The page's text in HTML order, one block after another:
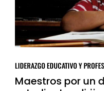
LIDERAZGO EDUCATIVO Y
Maestros por un